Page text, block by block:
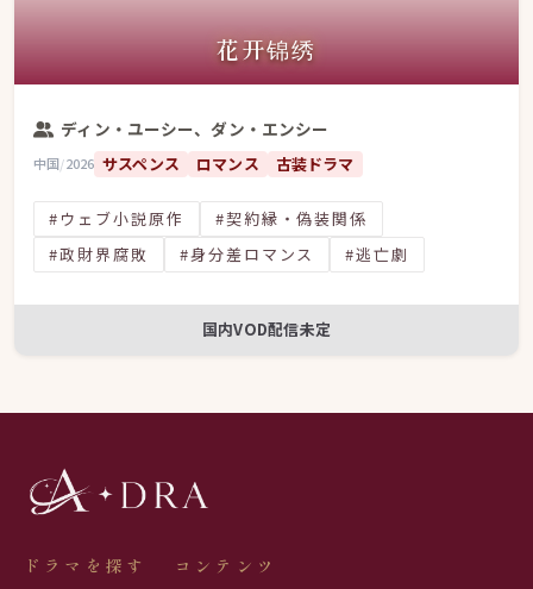
花开锦绣
ディン・ユーシー、ダン・エンシー
中国/2026 サスペンス ロマンス 古装ドラマ
#ウェブ小説原作
#契約縁・偽装関係
#政財界腐敗
#身分差ロマンス #逃亡劇
国内VOD配信未定
ドラマを探す コンテンツ